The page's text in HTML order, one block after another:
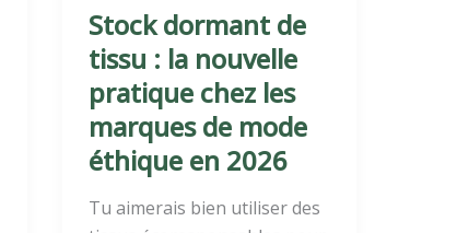
Stock dormant de
tissu : la nouvelle
pratique chez les
marques de mode
éthique en 2026
Tu aimerais bien utiliser des
les
marques
de
mode
éthique
en